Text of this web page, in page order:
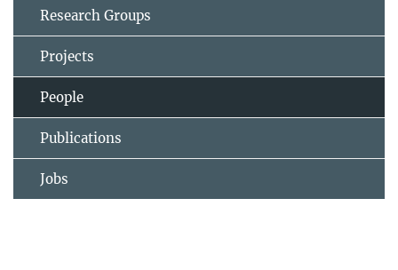
Research Groups
Projects
People
Publications
Jobs